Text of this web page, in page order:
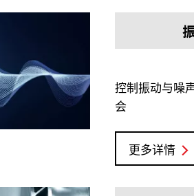
控制振动与噪
会
更多详情